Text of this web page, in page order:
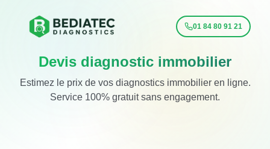
01 84 80 91 21
Devis diagnostic immobilier
Estimez le prix de vos diagnostics immobilier en ligne.
Service 100% gratuit sans engagement.